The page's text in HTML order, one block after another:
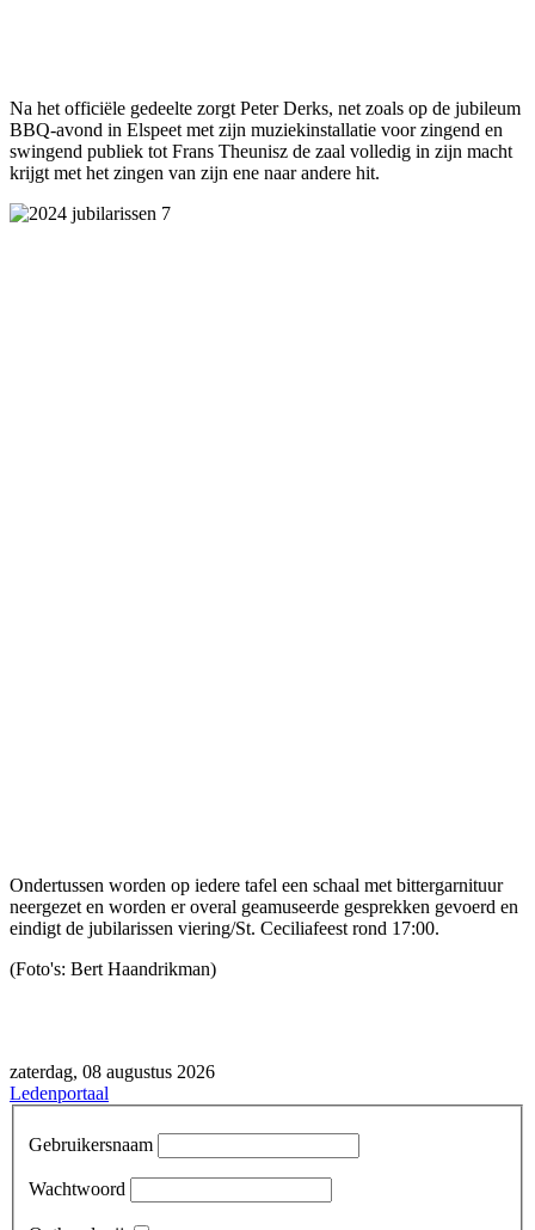
Na het officiële gedeelte zorgt Peter Derks, net zoals op de jubileum
BBQ-avond in Elspeet met zijn muziekinstallatie voor zingend en
swingend publiek tot Frans Theunisz de zaal volledig in zijn macht
krijgt met het zingen van zijn ene naar andere hit.
Ondertussen worden op iedere tafel een schaal met bittergarnituur
neergezet en worden er overal geamuseerde gesprekken gevoerd en
eindigt de jubilarissen viering/St. Ceciliafeest rond 17:00.
(Foto's: Bert Haandrikman)
zaterdag, 08 augustus 2026
Ledenportaal
Gebruikersnaam
Wachtwoord